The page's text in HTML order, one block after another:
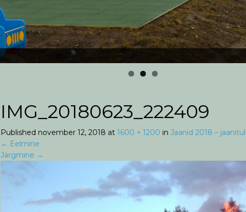
IMG_20180623_222409
Published november 12, 2018 at 1600 × 1200 in Jaanid 2018 –
← Eelmine
Järgmine →